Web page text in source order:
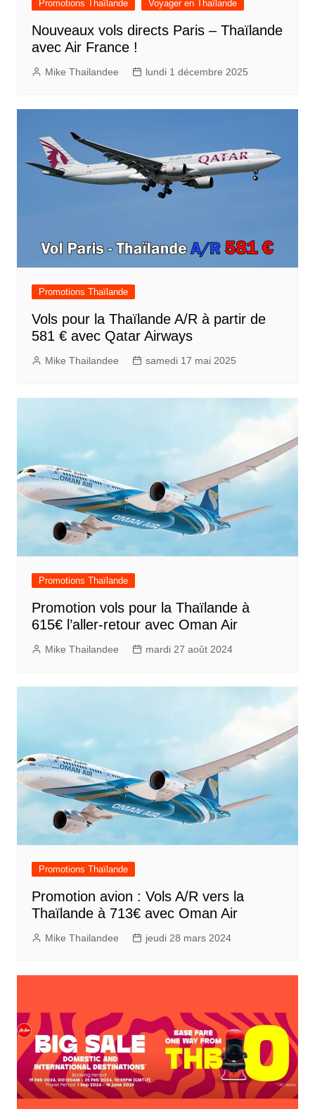
Promotions Thaïlande Voyager en Thaïlande
Nouveaux vols directs Paris – Thaïlande
avec Air France !
Mike Thailandee lundi 1 décembre 2025
Promotions Thaïlande
Vols pour la Thaïlande A/R à partir de
581 € avec Qatar Airways
Mike Thailandee samedi 17 mai 2025
Promotions Thaïlande
Promotion vols pour la Thaïlande à
615€ l’aller-retour avec Oman Air
Mike Thailandee mardi 27 août 2024
Promotions Thaïlande
Promotion avion : Vols A/R vers la
Thaïlande à 713€ avec Oman Air
Mike Thailandee jeudi 28 mars 2024